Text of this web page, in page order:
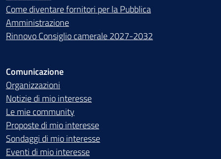
Come diventare fornitori per la Pubblica
Amministrazione
Rinnovo Consiglio camerale 2027-2032
Comunicazione
Organizzazioni
Notizie di mio interesse
Le mie community
Proposte di mio interesse
Sondaggi di mio interesse
Eventi di mio interesse